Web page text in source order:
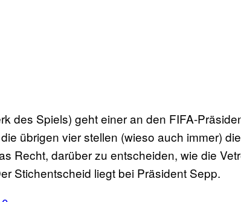
des Spiels) geht einer an den FIFA-
übrigen vier stellen (wieso auch immer)
Recht, darüber zu entscheiden, wie die
Stichentscheid liegt bei Präsident Sepp.